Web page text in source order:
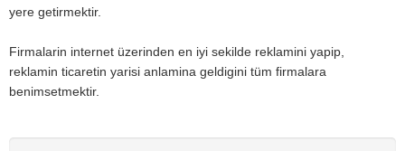
yere getirmektir.
Firmalarin internet üzerinden en iyi sekilde reklamini yapip,
reklamin ticaretin yarisi anlamina geldigini tüm firmalara
benimsetmektir.